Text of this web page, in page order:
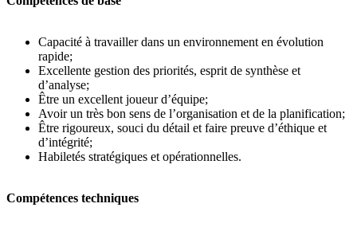
Capacité à travailler dans un environnement en évolution
rapide;
Excellente gestion des priorités, esprit de synthèse et
d’analyse;
Être un excellent joueur d’équipe;
Avoir un très bon sens de l’organisation et de la planification;
Être rigoureux, souci du détail et faire preuve d’éthique et
d’intégrité;
Habiletés stratégiques et opérationnelles.
Compétences techniques